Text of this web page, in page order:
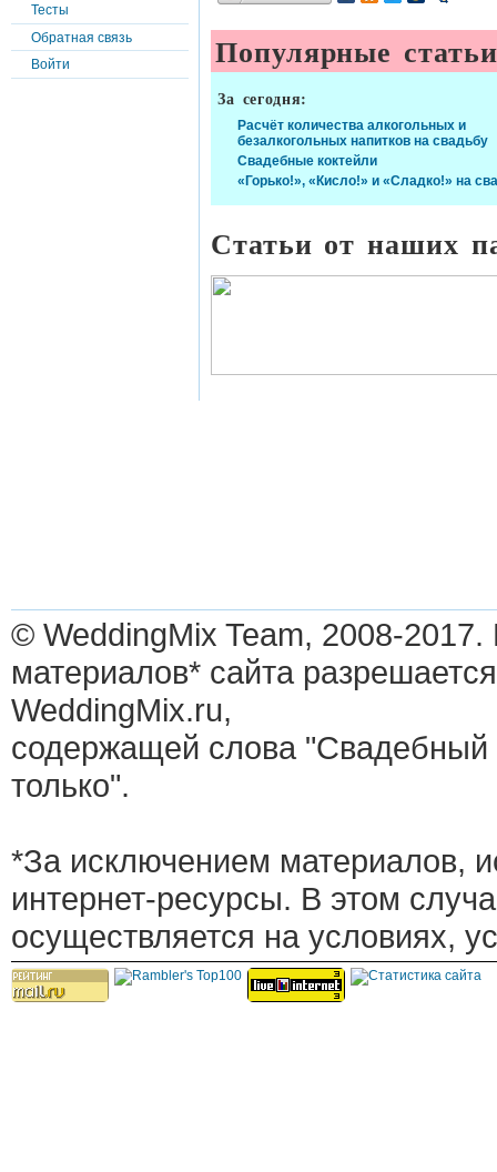
Тесты
Обратная связь
Войти
Популярные статьи
За сегодня:
Расчёт количества алкогольных и
безалкогольных напитков на свадьбу
Свадебные коктейли
«Горько!», «Кисло!» и «Сладко!» на
Статьи от наших
© WeddingMix Team, 2008-2017.
материалов* сайта
WeddingMix.ru,
содержащей слова
только".
*За исключением материалов,
интернет-ресурсы. В этом
осуществляется на условиях,